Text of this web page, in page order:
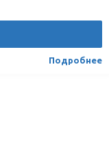
Подробнее